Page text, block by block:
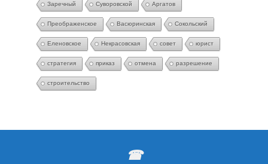
Заречный Суворовской Аргатов
Преображенское Васюринская Сокольский
Еленовское Некрасовская совет юрист
стратегия приказ отмена разрешение
строительство
☎